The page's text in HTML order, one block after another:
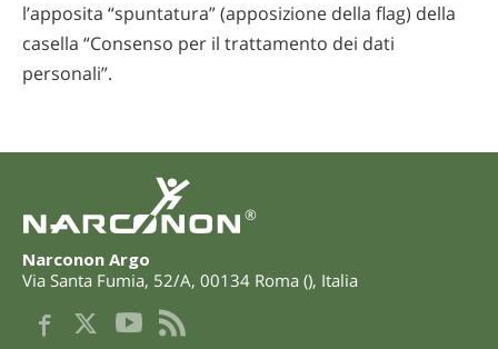
l’apposita “spuntatura” (apposizione della flag) della
casella “Consenso per il trattamento dei dati
personali”.
®
Narconon Argo
Via Santa Fumia, 52/A, 00134 Roma (), Italia